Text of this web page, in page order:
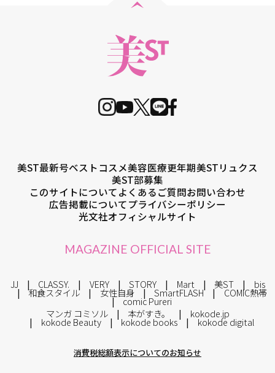
美ST最新号ベストコスメ美容医療更年期美STリュクス
美ST部募集
このサイトについてよくあるご質問お問い合わせ
広告掲載についてプライバシーポリシー
光文社オフィシャルサイト
MAGAZINE OFFICIAL SITE
JJ CLASSY. VERY STORY Mart 美ST bis
和食スタイル 女性自身 SmartFLASH COMIC熱帯
comic Pureri
マンガ コミソル
本がすき。 kokode.jp
kokode Beauty kokode books kokode digital
消費税総額表示についてのお知らせ